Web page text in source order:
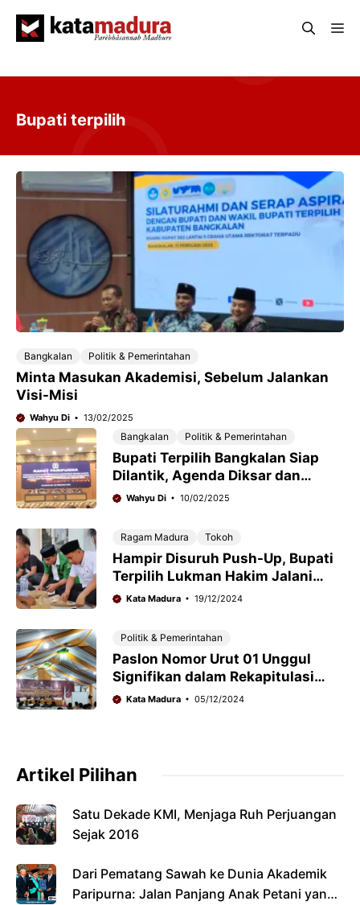
Bupati terpilih
Bangkalan Politik & Pemerintahan
Minta Masukan Akademisi, Sebelum Jalankan
Visi-Misi
Wahyu Di 13/02/2025
Bangkalan Politik & Pemerintahan
Bupati Terpilih Bangkalan Siap
Dilantik, Agenda Diksar dan
Retret Menanti
Wahyu Di 10/02/2025
Ragam Madura Tokoh
Hampir Disuruh Push-Up, Bupati
Terpilih Lukman Hakim Jalani
Pelatihan Ansor Tanpa Perlakuan
Kata Madura 19/12/2024
Politik & Pemerintahan
Paslon Nomor Urut 01 Unggul
Signifikan dalam Rekapitulasi
KPU Bangkalan
Kata Madura 05/12/2024
Artikel Pilihan
Satu Dekade KMI, Menjaga Ruh Perjuangan
Sejak 2016
Dari Pematang Sawah ke Dunia Akademik
Paripurna: Jalan Panjang Anak Petani yang